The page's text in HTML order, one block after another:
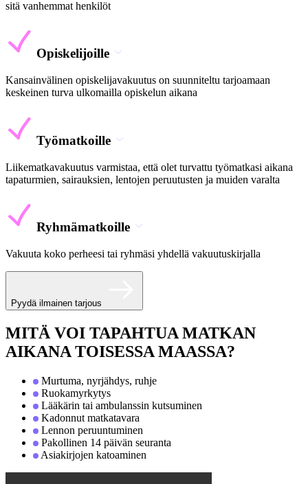
sitä vanhemmat henkilöt
Opiskelijoille
Kansainvälinen opiskelijavakuutus on suunniteltu tarjoamaan
keskeinen turva ulkomailla opiskelun aikana
Työmatkoille
Liikematkavakuutus varmistaa, että olet turvattu työmatkasi aikana
tapaturmien, sairauksien, lentojen peruutusten ja muiden varalta
Ryhmämatkoille
Vakuuta koko perheesi tai ryhmäsi yhdellä vakuutuskirjalla
Pyydä ilmainen tarjous
MITÄ VOI TAPAHTUA MATKAN
AIKANA TOISESSA MAASSA?
Murtuma, nyrjähdys, ruhje
Ruokamyrkytys
Lääkärin tai ambulanssin kutsuminen
Kadonnut matkatavara
Lennon peruuntuminen
Pakollinen 14 päivän seuranta
Asiakirjojen katoaminen